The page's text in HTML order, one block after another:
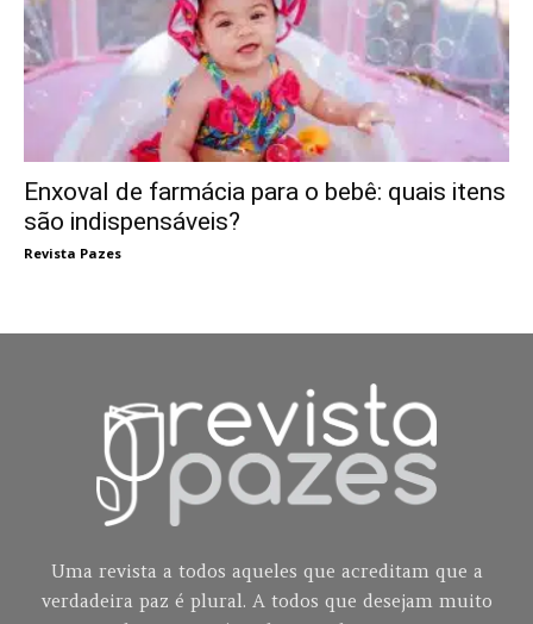
Enxoval de farmácia para o bebê: quais itens
são indispensáveis?
Revista Pazes
Uma revista a todos aqueles que acreditam que a
verdadeira paz é plural. A todos que desejam muito